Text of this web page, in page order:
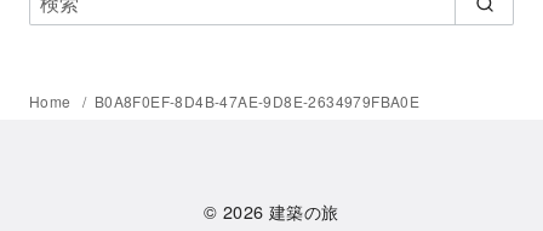
Home B0A8F0EF-8D4B-47AE-9D8E-2634979FBA0E
© 2026建築の旅